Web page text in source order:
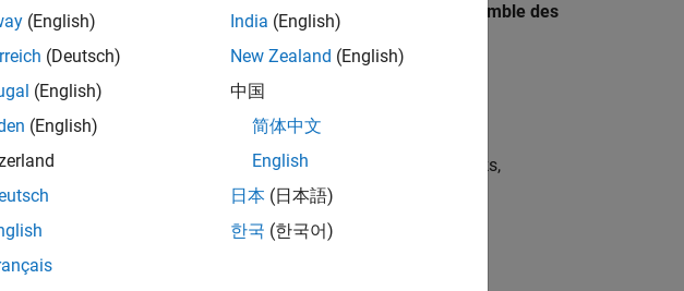
Effectuez une recherche par lieu pour trouver l’ensemble des
to design and develop test strategies, scalable test frameworks,
Polyspace.
(English)
(Deutsch)
(English)
(English)
India (English)
New Zealand (English)
中国
简体中文
English
日本 (日本語)
한국 (한국어)